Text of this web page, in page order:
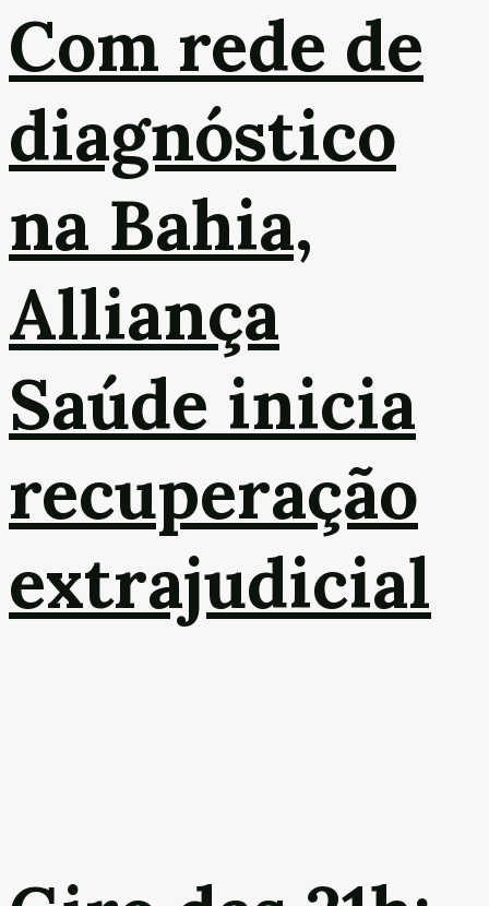
Com rede de
diagnóstico
na Bahia,
Alliança
Saúde inicia
recuperação
extrajudicial